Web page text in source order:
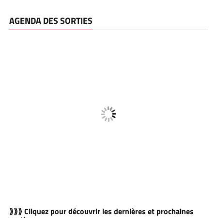
AGENDA DES SORTIES
⟫⟫⟫ Cliquez pour découvrir les dernières et prochaines